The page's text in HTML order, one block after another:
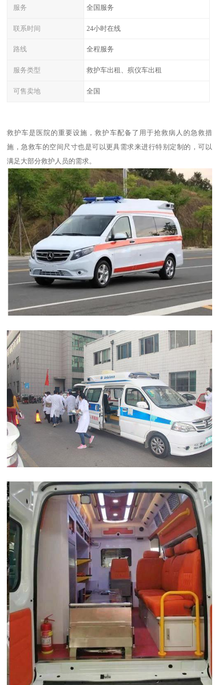
服务 全国服务
联系时间 24小时在线
路线 全程服务
服务类型 救护车出租、殡仪车出租
可售卖地 全国
救护车是医院的重要设施，救护车配备了用于抢救病人的急救措
施，急救车的空间尺寸也是可以更具需求来进行特别定制的，可以
满足大部分救护人员的需求。